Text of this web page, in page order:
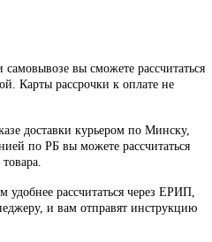
самовывозе вы сможете рассчитаться
Карты рассрочки к оплате не
доставки курьером по Минску,
по РБ вы можете рассчитаться
удобнее рассчитаться через ЕРИП,
и вам отправят инструкцию